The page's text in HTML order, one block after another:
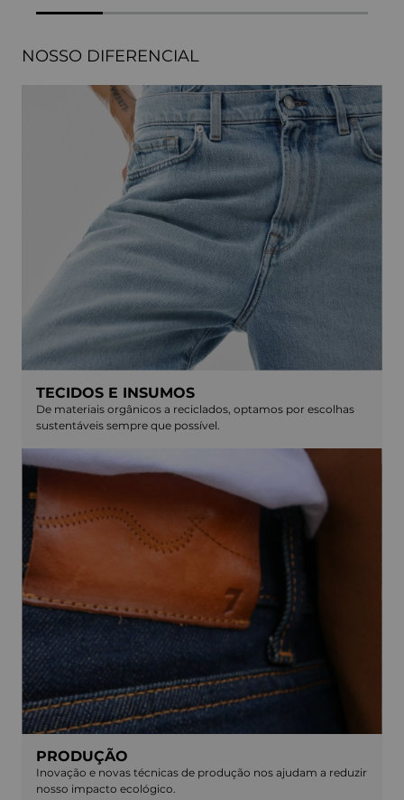
NOSSO DIFERENCIAL
TECIDOS E INSUMOS
De materiais orgânicos a reciclados, optamos por escolhas
sustentáveis sempre que possível.
PRODUÇÃO
Inovação e novas técnicas de produção nos ajudam a reduzir
nosso impacto ecológico.